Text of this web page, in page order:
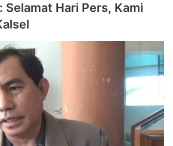
Selamat Hari Pers, Kami